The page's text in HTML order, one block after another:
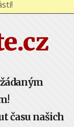
času našich